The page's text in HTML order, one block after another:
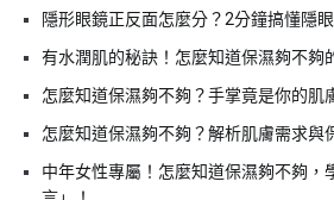
隱形眼鏡正反面怎麼分？2分鐘搞懂隱眼
有水潤肌的秘訣！怎麼知道保濕夠不夠
怎麼知道保濕夠不夠？手掌竟是你的肌
怎麼知道保濕夠不夠？解析肌膚需求與
中年女性專屬！怎麼知道保濕夠不夠，